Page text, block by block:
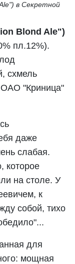
в Секретной
Blond Ale")
пл.12%).
схмель
ОАО "Криница"
даже
слабая.
которое
на столе. У
к
собой, тихо
для
мощная